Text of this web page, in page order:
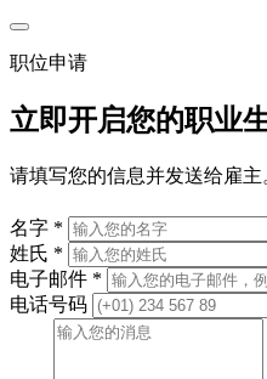
职位申请
立即开启您的职业
请填写您的信息并发送给雇主
名字 *
姓氏 *
电子邮件 *
电话号码